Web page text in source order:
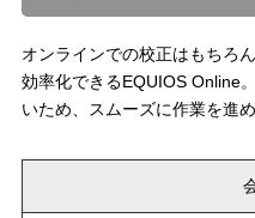
オンラインでの校正はもちろ
効率化できるEQUIOS Online
いため、スムーズに作業を進